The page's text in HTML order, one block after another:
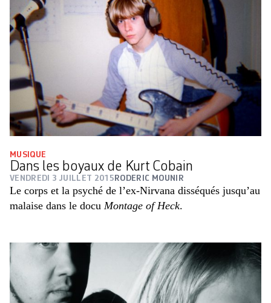
MUSIQUE
Dans les boyaux de Kurt Cobain
VENDREDI 3 JUILLET 2015 RODERIC MOUNIR
Le corps et la psyché de l’ex-Nirvana disséqués jusqu’au
malaise dans le docu Montage of Heck.